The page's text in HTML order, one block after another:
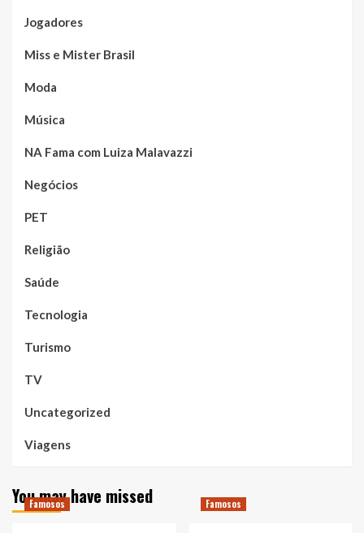
Jogadores
Miss e Mister Brasil
Moda
Música
NA Fama com Luiza Malavazzi
Negócios
PET
Religião
Saúde
Tecnologia
Turismo
TV
Uncategorized
Viagens
You may have missed
Famosos Famosos